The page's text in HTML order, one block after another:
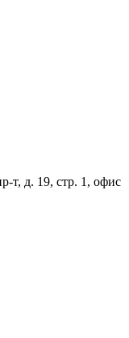
т, д. 19, стр. 1, офис